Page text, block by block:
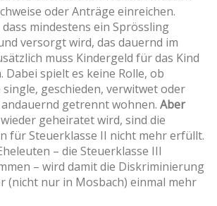
oder Anträge einreichen.
mindestens ein Sprössling
versorgt wird, das dauernd im
muss Kindergeld für das Kind
Dabei spielt es keine Rolle, ob
geschieden, verwitwet oder
getrennt wohnen. Aber
geheiratet wird, sind die
für Steuerklasse II nicht mehr erfüllt.
– die Steuerklasse III
– wird damit die Diskriminierung
(nicht nur in Mosbach) einmal mehr